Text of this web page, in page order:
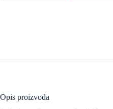
Opis proizvoda